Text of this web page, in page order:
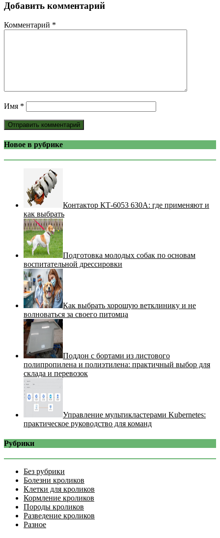
Добавить комментарий
Комментарий *
Имя *
Новое в рубрике
Контактор КТ-6053 630А: где применяют и
как выбрать
Подготовка молодых собак по основам
воспитательной дрессировки
Как выбрать хорошую ветклинику и не
волноваться за своего питомца
Поддон с бортами из листового
полипропилена и полиэтилена: практичный выбор для
склада и перевозок
Управление мультикластерами Kubernetes:
практическое руководство для команд
Рубрики
Без рубрики
Болезни кроликов
Клетки для кроликов
Кормление кроликов
Породы кроликов
Разведение кроликов
Разное